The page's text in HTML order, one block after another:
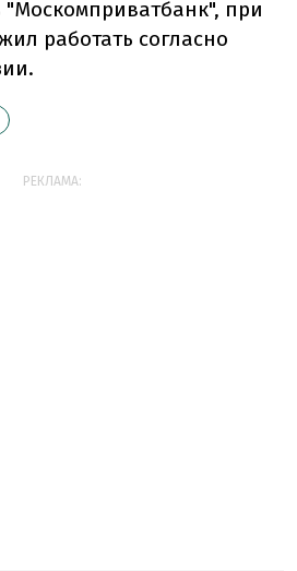
при
работать согласно
РЕКЛАМА: